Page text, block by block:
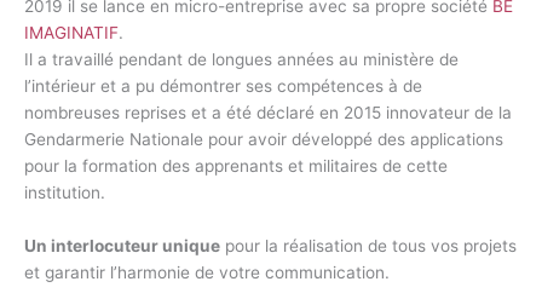
2019 il se lance en micro-entreprise avec sa propre société BE
IMAGINATIF.
Il a travaillé pendant de longues années au ministère de
l’intérieur et a pu démontrer ses compétences à de
nombreuses reprises et a été déclaré en 2015 innovateur de la
Gendarmerie Nationale pour avoir développé des applications
pour la formation des apprenants et militaires de cette
institution.
Un interlocuteur unique pour la réalisation de tous vos projets
et garantir l’harmonie de votre communication.